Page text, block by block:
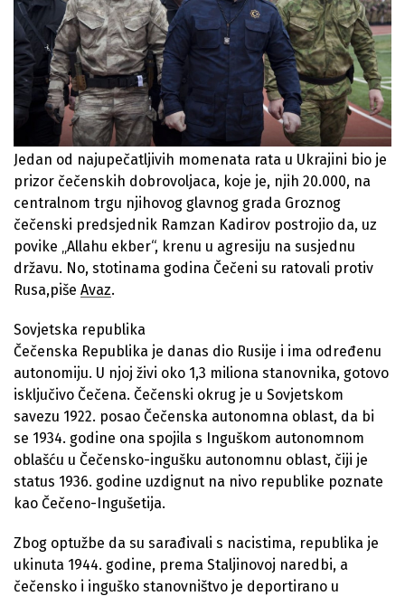
Jedan od najupečatljivih momenata rata u Ukrajini bio je
prizor čečenskih dobrovoljaca, koje je, njih 20.000, na
centralnom trgu njihovog glavnog grada Groznog
čečenski predsjednik Ramzan Kadirov postrojio da, uz
povike „Allahu ekber“, krenu u agresiju na susjednu
državu. No, stotinama godina Čečeni su ratovali protiv
Rusa,piše Avaz.
Sovjetska republika
Čečenska Republika je danas dio Rusije i ima određenu
autonomiju. U njoj živi oko 1,3 miliona stanovnika, gotovo
isključivo Čečena. Čečenski okrug je u Sovjetskom
savezu 1922. posao Čečenska autonomna oblast, da bi
se 1934. godine ona spojila s Inguškom autonomnom
oblašću u Čečensko-ingušku autonomnu oblast, čiji je
status 1936. godine uzdignut na nivo republike poznate
kao Čečeno-Ingušetija.
Zbog optužbe da su sarađivali s nacistima, republika je
ukinuta 1944. godine, prema Staljinovoj naredbi, a
čečensko i inguško stanovništvo je deportirano u